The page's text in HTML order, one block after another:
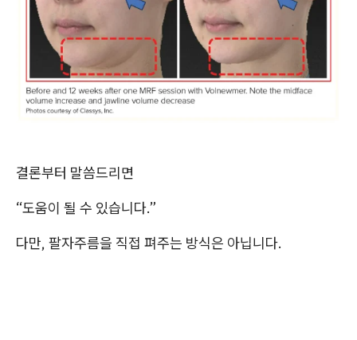
결론부터 말씀드리면
“도움이 될 수 있습니다.”
다만, 팔자주름을 직접 펴주는 방식은 아닙니다.